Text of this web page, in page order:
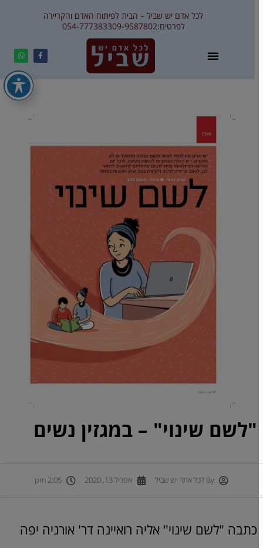
לכל אדם יש שביל – הבית לפיתוח האדם והקריירה
לפרטים:09-9587802
054-7773833
"לשם שינוי" – במגזין נשים
Byלכל אתר יש שביל אפריל 13, 2020 2:05 pm
כתבה "לשם שינוי" אליה רואיינה דר' אורניה יפה